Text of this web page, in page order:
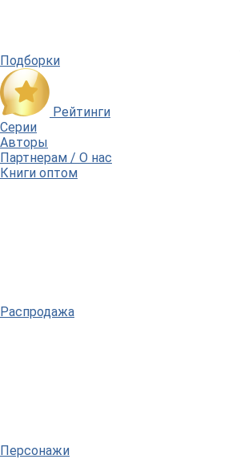
Подборки
Рейтинги
Серии
Авторы
Партнерам / О нас
Книги оптом
Распродажа
Персонажи